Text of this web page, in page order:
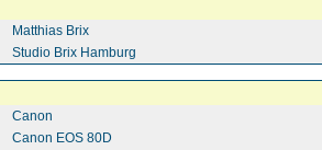
Matthias Brix
Studio Brix Hamburg
Canon
Canon EOS 80D